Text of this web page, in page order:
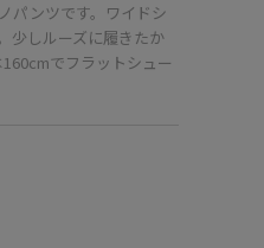
パンツです。ワイドシ
少しルーズに履きたか
でフラットシュー